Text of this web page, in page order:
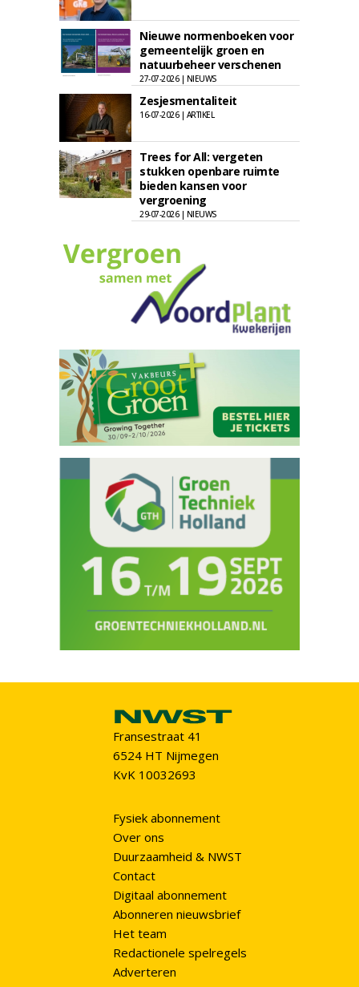
Nieuwe normenboeken voor
gemeentelijk groen en
natuurbeheer verschenen
27-07-2026 | NIEUWS
Zesjesmentaliteit
16-07-2026 | ARTIKEL
Trees for All: vergeten
stukken openbare ruimte
bieden kansen voor
vergroening
29-07-2026 | NIEUWS
Fransestraat 41
6524 HT Nijmegen
KvK 10032693
Fysiek abonnement
Over ons
Duurzaamheid & NWST
Contact
Digitaal abonnement
Abonneren nieuwsbrief
Het team
Redactionele spelregels
Adverteren